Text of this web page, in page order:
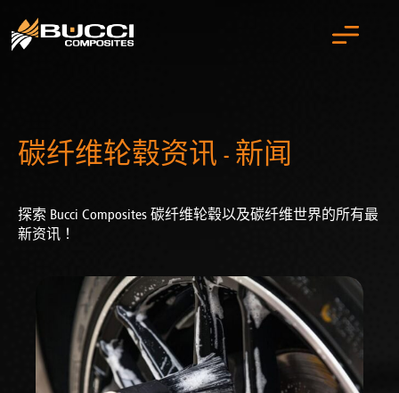
碳纤维轮毂资讯 - 新闻
探索 Bucci Composites 碳纤维轮毂以及碳纤维世界的所有最
新资讯！